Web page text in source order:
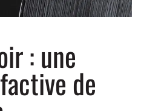
: une
de